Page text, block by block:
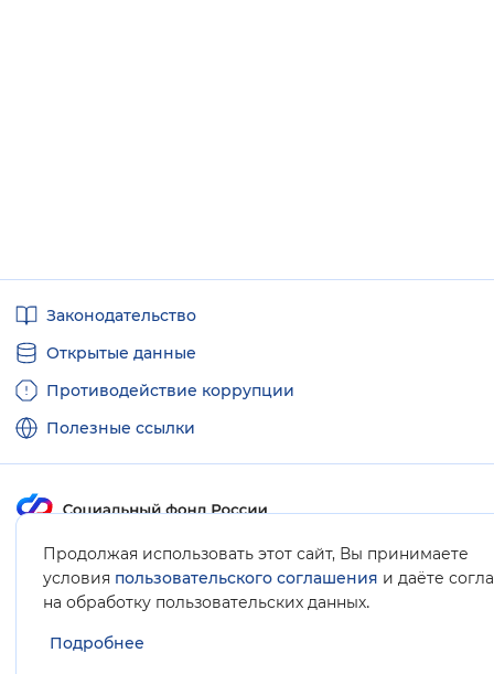
Продолжая использовать этот сайт, Вы принимаете
условия пользовательского соглашения и даёте
на обработку пользовательских данных.
Подробнее
ссылкиЗаконодательство
Открытые данные
Противодействие коррупции
Полезные ссылки
Карта сайта